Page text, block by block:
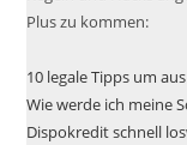
Plus zu kommen:
10 legale Tipps um
Wie werde ich meine
Dispokredit schnell